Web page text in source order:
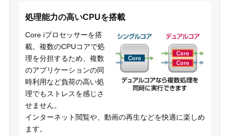
処理能力の高いCPUを搭載
Core iプロセッサーを搭
載。複数のCPUコアで処
理を分担するため、複数
のアプリケーションの同
時利用など負荷の高い処
理でもストレスを感じさ
せません。
インターネット閲覧や、動画の再生などを快適に楽しめ
ます。